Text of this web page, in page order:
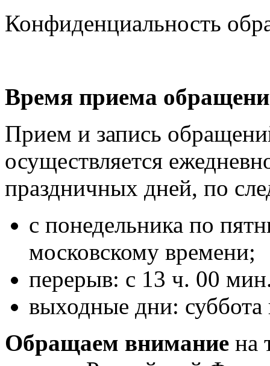
Конфиденциальность
Время приема
Прием и запись
осуществляется
праздничных дней, по
с понедельника по
московскому времени;
перерыв: с 13 ч. 00
выходные дни: суббота
Обращаем внимание на